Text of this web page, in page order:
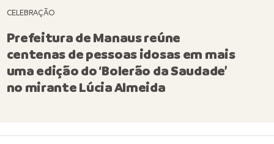
CELEBRAÇÃO
Prefeitura de Manaus reúne
centenas de pessoas idosas em mais
uma edição do ‘Bolerão da Saudade’
no mirante Lúcia Almeida